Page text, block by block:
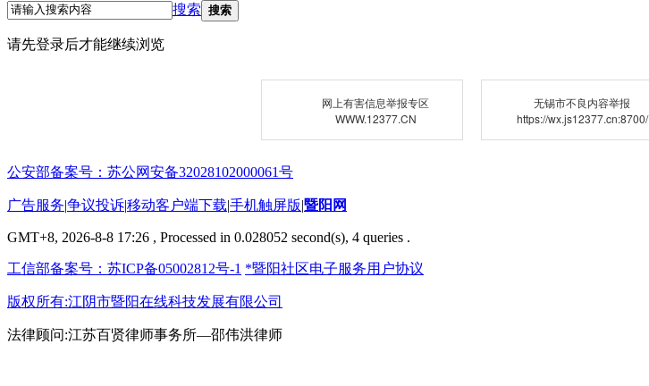
搜索 搜索
请先登录后才能继续浏览
网上有害信息举报专区
WWW.12377.CN
无锡市不良内容举报
https://wx.js12377.cn:8700/
公安部备案号：苏公网安备32028102000061号
广告服务|争议投诉|移动客户端下载|手机触屏版|暨阳网
GMT+8, 2026-8-8 17:26 , Processed in 0.028052 second(s), 4 queries .
工信部备案号：苏ICP备05002812号-1 *暨阳社区电子服务用户协议
版权所有:江阴市暨阳在线科技发展有限公司
法律顾问:江苏百贤律师事务所—邵伟洪律师